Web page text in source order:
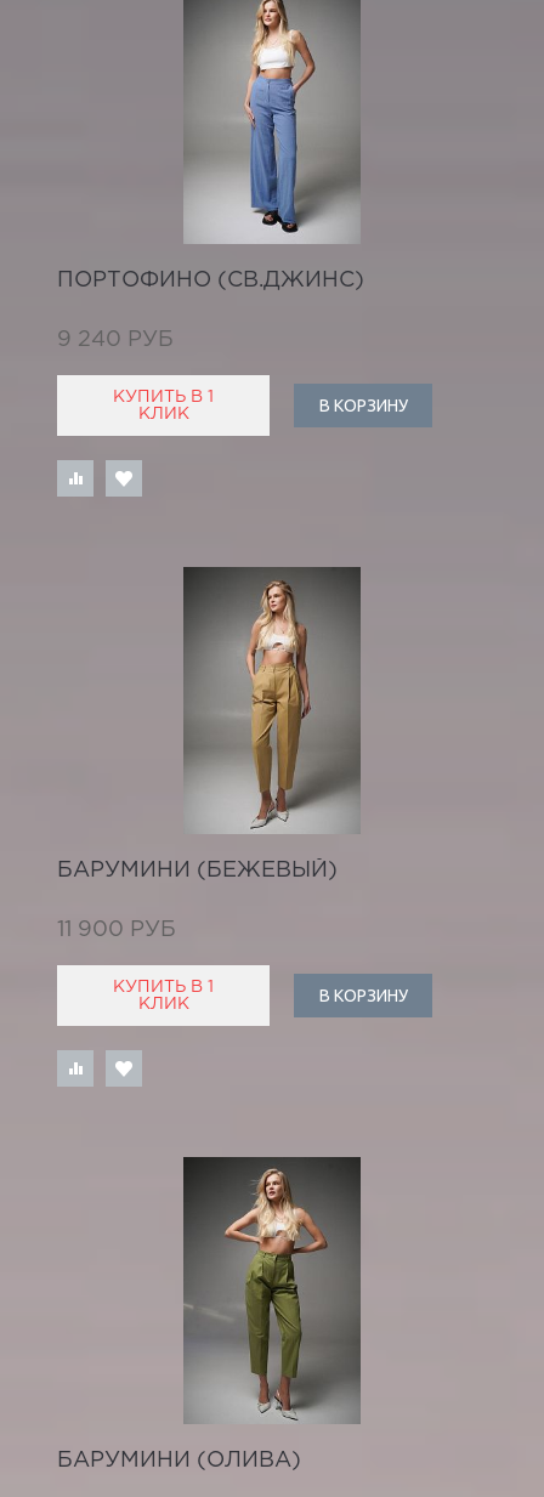
ПОРТОФИНО (СВ.ДЖИНС)
9 240 РУБ
КУПИТЬ В 1
КЛИК
В КОРЗИНУ
БАРУМИНИ (БЕЖЕВЫЙ)
11 900 РУБ
КУПИТЬ В 1
КЛИК
В КОРЗИНУ
БАРУМИНИ (ОЛИВА)